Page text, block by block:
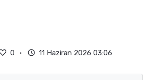
0 11 Haziran 2026 03:06